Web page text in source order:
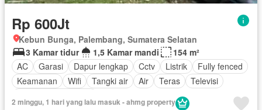
Rp 600Jt
Kebun Bunga, Palembang, Sumatera Selatan
3 Kamar tidur
1,5 Kamar mandi
154 m²
AC
Garasi Dapur lengkap Cctv Listrik
Fully fenced
Keamanan
Wifi Tangki air Air Teras
Televisi
2 minggu, 1 hari yang lalu masuk - ahmg property